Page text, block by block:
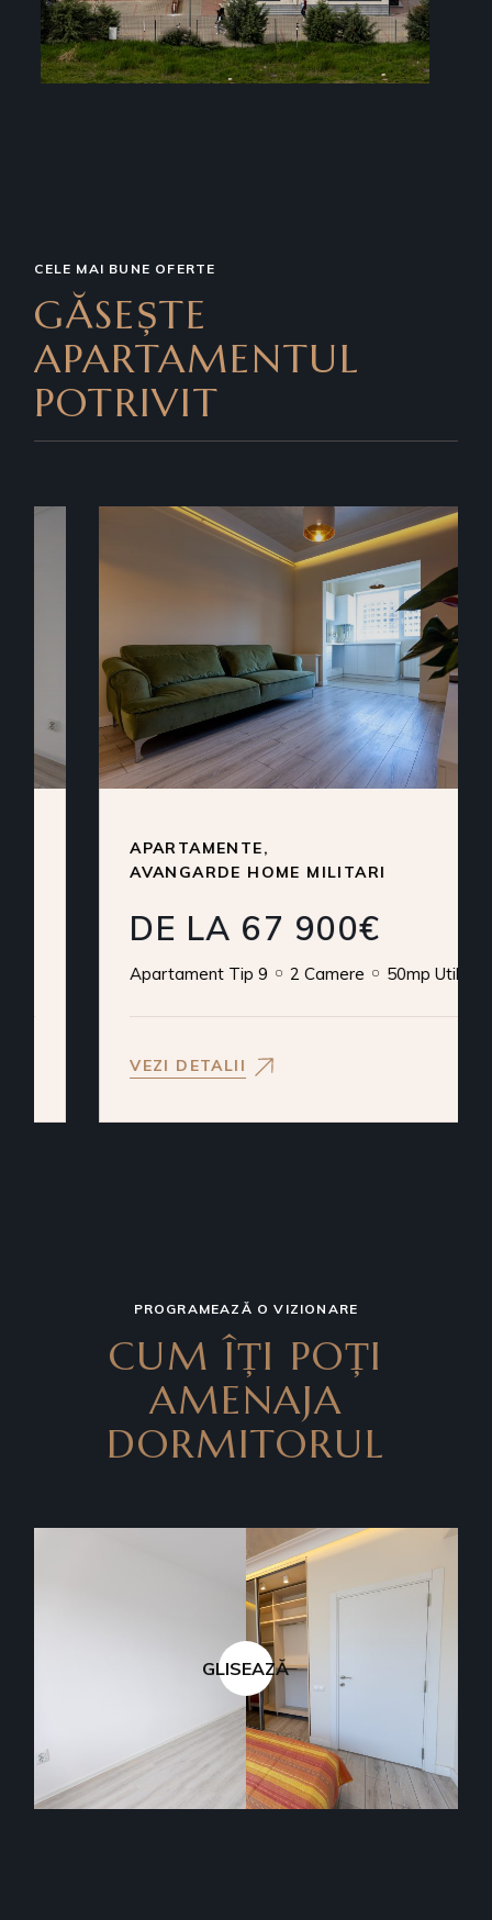
CELE MAI BUNE OFERTE
GĂSEȘTE
APARTAMENTUL
POTRIVIT
APARTAMENTE
AVANGARDE HOME MILITARI
DE LA 67 900€
Apartament Tip 9 2 Camere 50mp Utili
VEZI DETALII
PROGRAMEAZĂ O VIZIONARE
CUM ÎȚI POȚI
AMENAJA
DORMITORUL
GLISEAZĂ